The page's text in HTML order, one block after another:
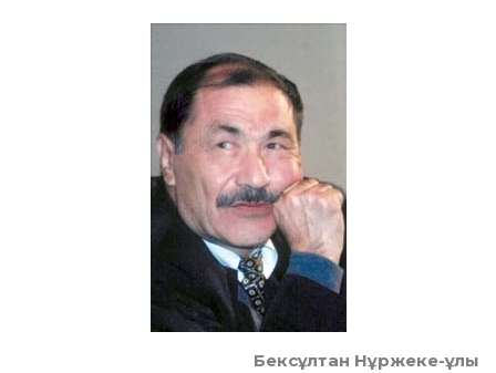
Бексұлтан Нұржеке-ұлы